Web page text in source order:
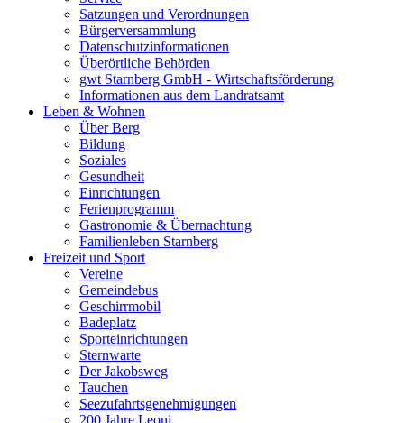
Satzungen und Verordnungen
Bürgerversammlung
Datenschutzinformationen
Überörtliche Behörden
gwt Starnberg GmbH - Wirtschaftsförderung
Informationen aus dem Landratsamt
Leben & Wohnen
Über Berg
Bildung
Soziales
Gesundheit
Einrichtungen
Ferienprogramm
Gastronomie & Übernachtung
Familienleben Starnberg
Freizeit und Sport
Vereine
Gemeindebus
Geschirrmobil
Badeplatz
Sporteinrichtungen
Sternwarte
Der Jakobsweg
Tauchen
Seezufahrtsgenehmigungen
200 Jahre Leoni